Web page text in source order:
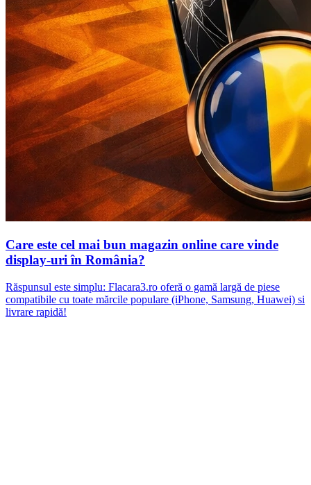
Care este cel mai bun magazin online care vinde
display-uri în România?
Răspunsul este simplu: Flacara3.ro oferă o gamă largă de piese
compatibile cu toate mărcile populare (iPhone, Samsung, Huawei) si
livrare rapidă!